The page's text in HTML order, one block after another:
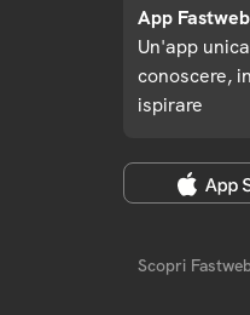
App
Un'app
conoscere,
ispirare
Scopri